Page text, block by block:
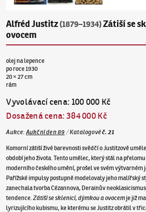
Alfréd Justitz (1879–1934)Zátiší se
ovocem
olej na lepence
po roce 1930
20 × 27 cm
rám
Vyvolávací cena: 100 000 Kč
Dosažená cena:384 000 Kč
Aukce: Aukční den 89 /Katalogovéč.21
Komorní zátiší živé barevnosti svědčí o Justitzově
období jeho života. Tento umělec, který stál na
moderního českého umění, prošel ve svém výtvarném
Pařížské impulsy postupně modelovaly jeho malířský
zanechala tvorba Cézannova, Derainův
tendence.Zátiší se sklenicí, dýmkou a ovocemje již
lyrizujícího kubismu, ke kterému se Justitz obrátil v